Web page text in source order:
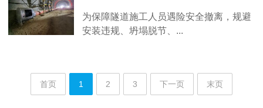
为保障隧道施工人员遇险安全撤离，规避
安装违规、坍塌脱节、...
首页 1 2 3 下一页 末页